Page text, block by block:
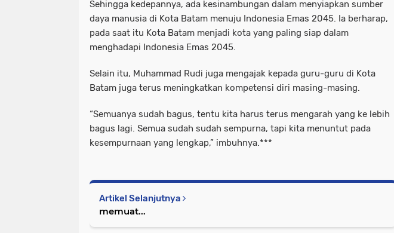
Sehingga kedepannya, ada kesinambungan dalam menyiapkan sumber
daya manusia di Kota Batam menuju Indonesia Emas 2045. Ia berharap,
pada saat itu Kota Batam menjadi kota yang paling siap dalam
menghadapi Indonesia Emas 2045.
Selain itu, Muhammad Rudi juga mengajak kepada guru-guru di Kota
Batam juga terus meningkatkan kompetensi diri masing-masing.
“Semuanya sudah bagus, tentu kita harus terus mengarah yang ke lebih
bagus lagi. Semua sudah sudah sempurna, tapi kita menuntut pada
kesempurnaan yang lengkap,” imbuhnya.***
Artikel Selanjutnya
memuat...